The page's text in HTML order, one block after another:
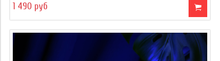
1 490 руб